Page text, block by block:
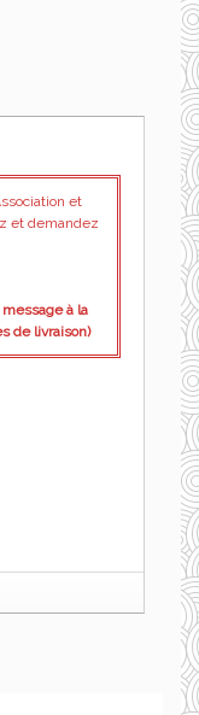
et
et demandez
à la
de livraison)